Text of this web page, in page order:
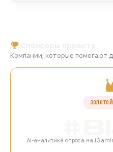
Компании, которые помогают
AI-аналитика спроса на